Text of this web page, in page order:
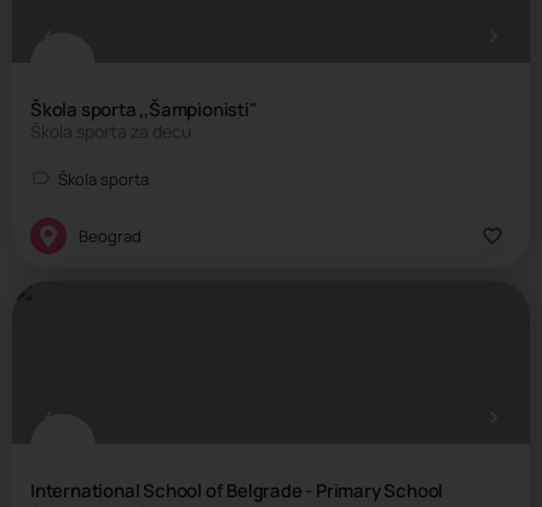
Škola sporta ,,Šampionisti"
Škola sporta za decu
Škola sporta
Beograd
International School of Belgrade - Primary School